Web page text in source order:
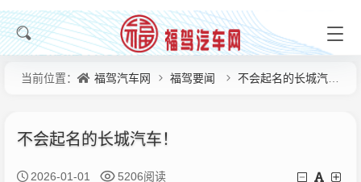
当前位置： 福驾汽车网 福驾要闻 不会起名的长城汽车！
不会起名的长城汽车！
2026-01-01 5206阅读